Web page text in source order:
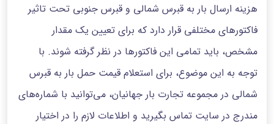
هزینه ارسال بار به قبرس شمالی و قبرس جنوبی تحت تاثیر
فاکتورهای مختلفی قرار دارد که برای تعیین یک مقدار
مشخص، باید تمامی این فاکتورها در نظر گرفته شوند. با
توجه به این موضوع، برای استعلام قیمت حمل بار به قبرس
شمالی در مجموعه تجارت بار جهانیان، می‌توانید با شماره‌های
مندرج در سایت تماس بگیرید و اطلاعات لازم را در اختیار